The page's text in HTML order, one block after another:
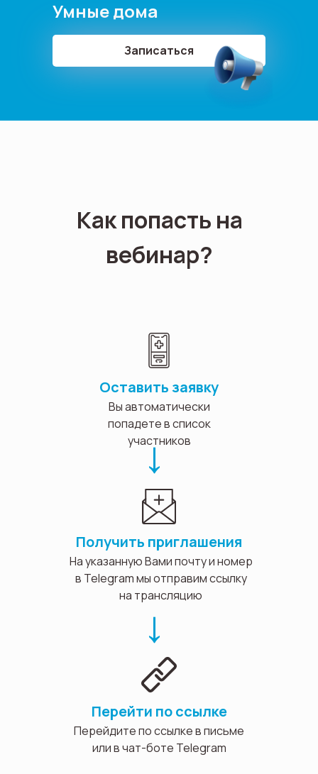
Умные дома
Записаться
Как попасть на
вебинар?
Оставить заявку
Вы автоматически
попадете в список
участников
Перейти по ссылке
Перейдите по ссылке в письме
или в чат-боте Telegram
Получить приглашения
На указанную Вами почту и номер
в Telegram мы отправим ссылку
на трансляцию
→
→